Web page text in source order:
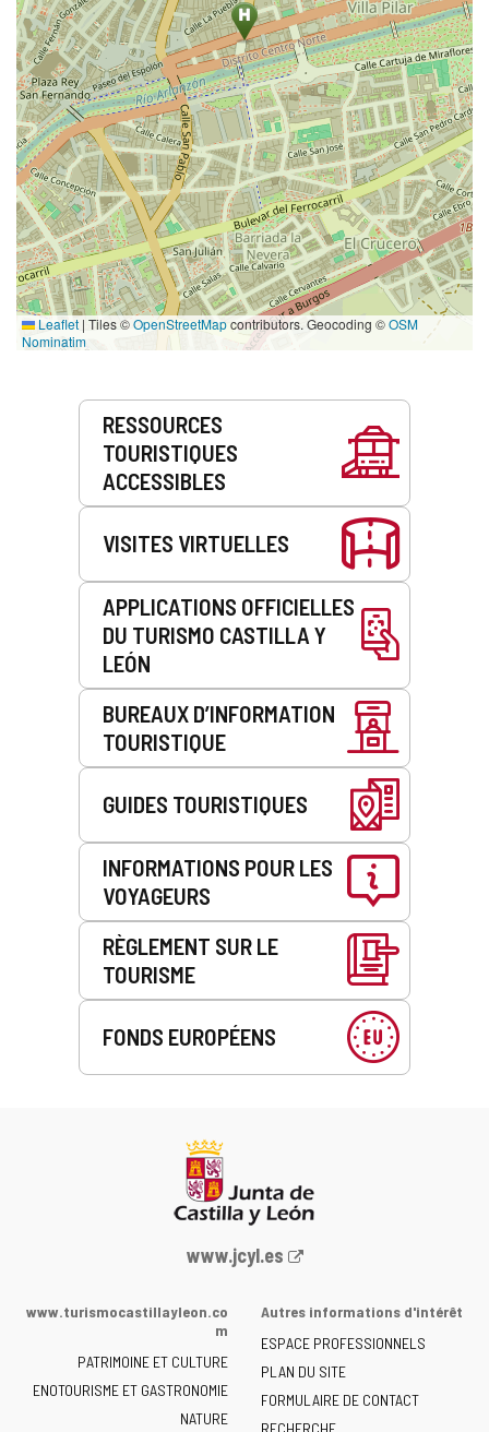
Leaflet | Tiles ©OpenStreetMapcontributors. Geocoding ©OSM
Nominatim
Prestations
RESSOURCES
TOURISTIQUES
ACCESSIBLES
VISITES VIRTUELLES
APPLICATIONS OFFICIELLES
DU TURISMO CASTILLA Y
LEÓN
BUREAUX D’INFORMATION
TOURISTIQUE
GUIDES TOURISTIQUES
INFORMATIONS POUR LES
VOYAGEURS
RÈGLEMENT SUR LE
TOURISME
FONDS EUROPÉENS
Portail
la
de
Castilla
y
www.jcyl.es
www.turismocastillayleon.co
m
PATRIMOINE ET CULTURE
ENOTOURISME ET GASTRONOMIE
NATURE
Autres informations d'intérêt
ESPACE PROFESSIONNELS
PLAN DU SITE
FORMULAIRE DE CONTACT
RECHERCHE